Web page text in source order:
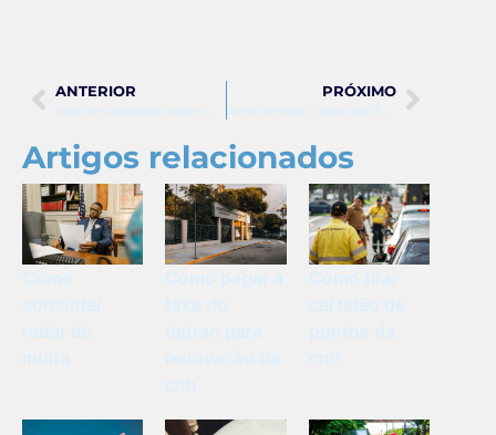
ANTERIOR PRÓXIMO
Artigos relacionados